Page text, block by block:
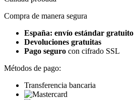
Compra de manera segura
España: envío estándar gratuito
Devoluciones gratuitas
Pago seguro con cifrado SSL
Métodos de pago:
Transferencia bancaria